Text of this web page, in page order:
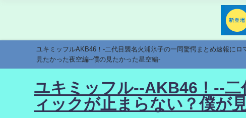
ユキミッフルAKB46！-二代目襲名火浦氷子の一同驚愕まとめ速報に
見たかった夜空編--僕の見たかった星空編-
ユキミッフル--AKB46！--
ィックが止まらない？僕が